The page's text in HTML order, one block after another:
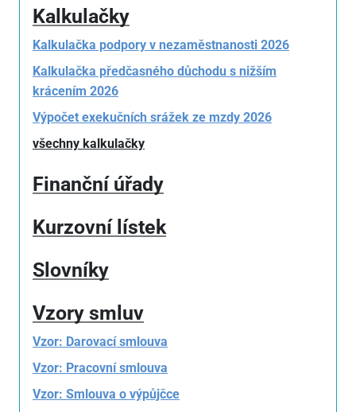
Kalkulačky
Kalkulačka podpory v nezaměstnanosti 2026
Kalkulačka předčasného důchodu s nižším
krácením 2026
Výpočet exekučních srážek ze mzdy 2026
všechny kalkulačky
Finanční úřady
Kurzovní lístek
Slovníky
Vzory smluv
Vzor: Darovací smlouva
Vzor: Pracovní smlouva
Vzor: Smlouva o výpůjčce